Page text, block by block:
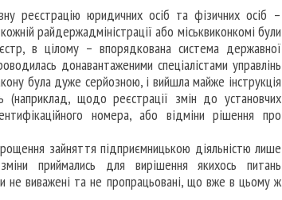
реєстрацію юридичних осіб та фізичних осіб –
райдержадміністрації або міськвиконкомі були
в цілому – впорядкована система державної
донавантаженими спеціалістами управлінь
була дуже серйозною, і вийшла майже інструкція
щодо реєстрації змін до установчих
номера, або відміни рішення про
зайняття підприємницькою діяльністю лише
приймались для вирішення якихось питань
не виважені та не пропрацьовані, що вже в цьому ж